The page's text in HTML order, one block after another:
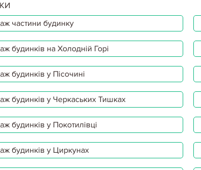
частини будинку
будинків на Холодній Горі
будинків у Пісочині
будинків у Черкаських Тишках
будинків у Покотилівці
будинків у Циркунах